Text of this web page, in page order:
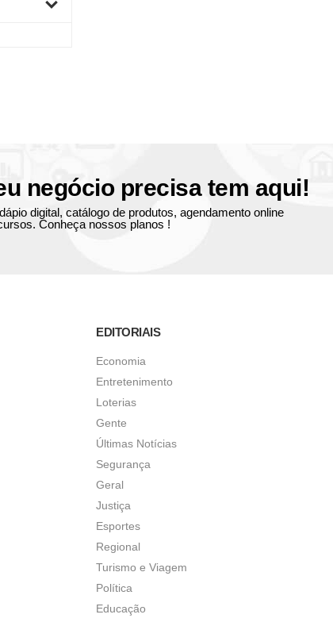
negócio precisa tem aqui!
digital, catálogo de produtos, agendamento online
Conheça nossos planos !
EDITORIAIS
Economia
Entretenimento
Loterias
Gente
Últimas Notícias
Segurança
Geral
Justiça
Esportes
Regional
Turismo e Viagem
Política
Educação